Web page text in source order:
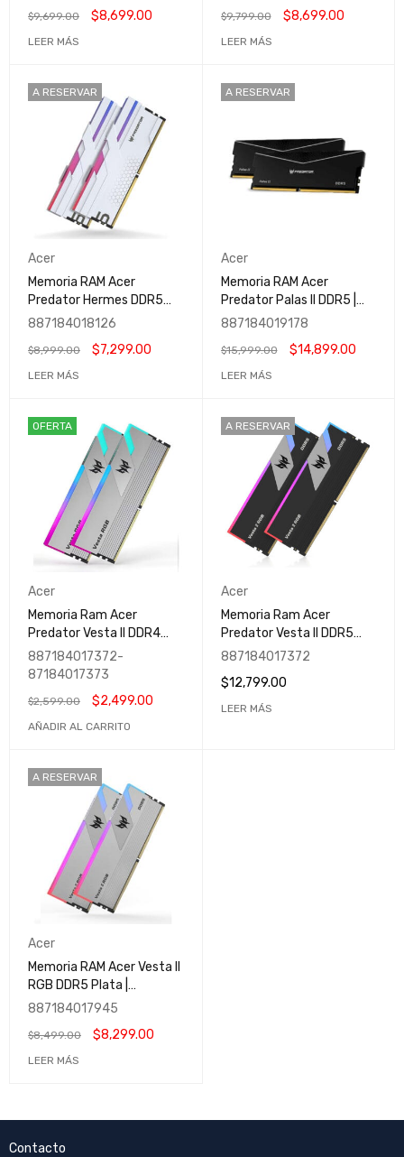
| CL32 | XMP |
BL.9BWWR.406
$9,699.00 $8,699.00
LEER MÁS
| CL32 | XMP
$9,799.00 $8,699.00
LEER MÁS
A RESERVAR
Acer
Memoria RAM Acer
Predator Hermes DDR5
32GB RGB Blanca |
(2x16GB) | CL32 | XMP |
BL.9BWWR.399
887184018126
$8,999.00 $7,299.00
LEER MÁS
A RESERVAR
Acer
Memoria RAM Acer
Predator Palas II DDR5 |
Negras | 6000MHz | 64GB
887184019178
$15,999.00 $14,899.00
LEER MÁS
OFERTA
Acer
Memoria Ram Acer
Predator Vesta II DDR4
16GB RGB / 2x8GB /
3200MT/s / CL32 /
887184017372-
87184017373
$2,599.00 $2,499.00
AÑADIR AL CARRITO
A RESERVAR
Acer
Memoria Ram Acer
Predator Vesta II DDR5
32GB RGB / 2x16GB /
887184017372
$12,799.00
LEER MÁS
A RESERVAR
Acer
Memoria RAM Acer Vesta II
RGB DDR5 Plata |
6000MHz | 32GB (Módulos
BL.9BWWR.382
887184017945
$8,499.00 $8,299.00
LEER MÁS
Contacto